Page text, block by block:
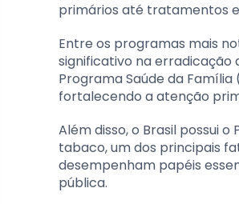
primários até tratamentos
Entre os programas mais
significativo na erradicação
Programa Saúde da Família
fortalecendo a atenção
Além disso, o Brasil possui
tabaco, um dos principais
desempenham papéis
pública.